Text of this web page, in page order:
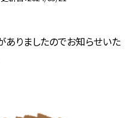
りましたのでお知らせいた